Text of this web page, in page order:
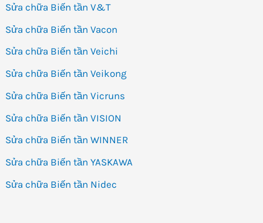
Sửa chữa Biến tần V&T
Sửa chữa Biến tần Vacon
Sửa chữa Biến tần Veichi
Sửa chữa Biến tần Veikong
Sửa chữa Biến tần Vicruns
Sửa chữa Biến tần VISION
Sửa chữa Biến tần WINNER
Sửa chữa Biến tần YASKAWA
Sửa chữa Biến tần Nidec